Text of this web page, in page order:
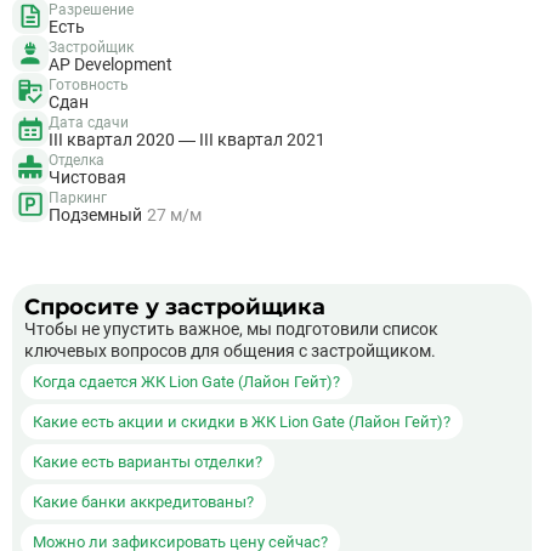
Разрешение
Есть
Застройщик
AP Development
Готовность
Сдан
Дата сдачи
III квартал 2020 — III квартал 2021
Отделка
Чистовая
Паркинг
Подземный 27 м/м
Спросите у застройщика
Чтобы не упустить важное, мы подготовили список
ключевых вопросов для общения с застройщиком.
Когда сдается ЖК Lion Gate (Лайон Гейт)?
Какие есть акции и скидки в ЖК Lion Gate (Лайон Гейт)?
Какие есть варианты отделки?
Какие банки аккредитованы?
Можно ли зафиксировать цену сейчас?